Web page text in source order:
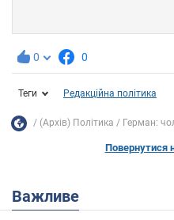
0 0
Теги Редакційна політика
(Архів) Політика Герман:
Повернутися
Важливе